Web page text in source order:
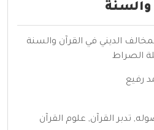
والسنة
الديني في القرآن والسنة
الصراط
رفيع
, تدبر القرآن, علوم القرآن